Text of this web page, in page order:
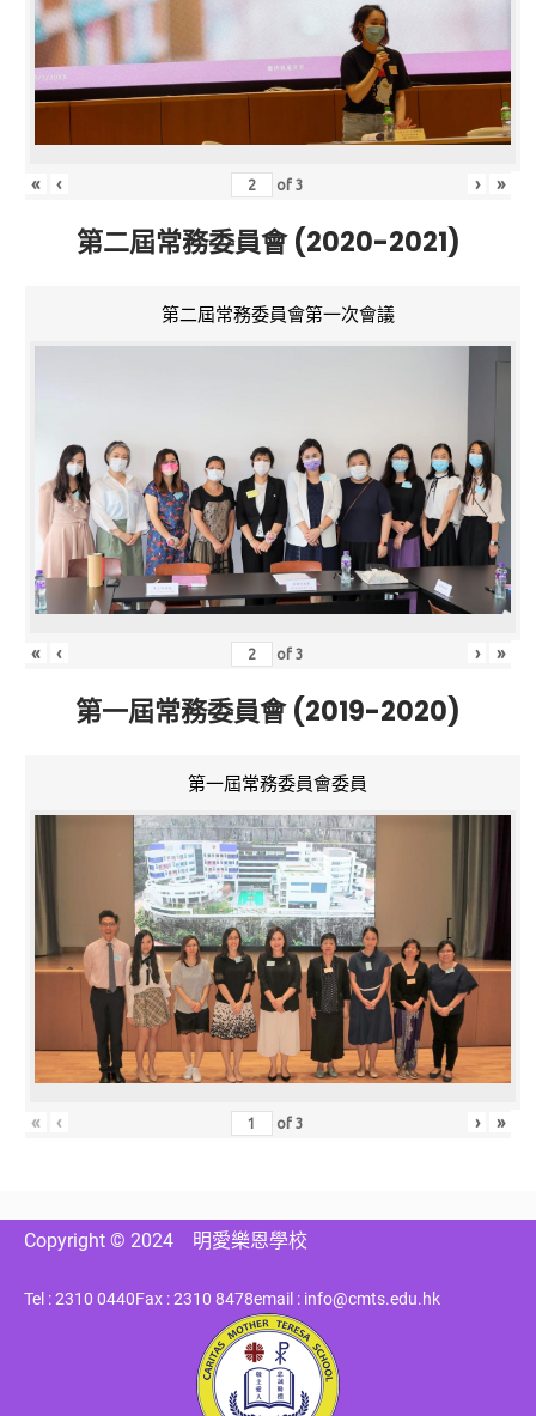
« ‹ of3 › »
第二屆常務委員會 (2020-2021)
第二屆常務委員會第一次會議
« ‹ of3 › »
第一屆常務委員會 (2019-2020)
第一屆常務委員會委員
« ‹ of3 › »
Copyright © 2024 明愛樂恩學校
Tel : 2310 0440Fax : 2310 8478email : info@cmts.edu.hk